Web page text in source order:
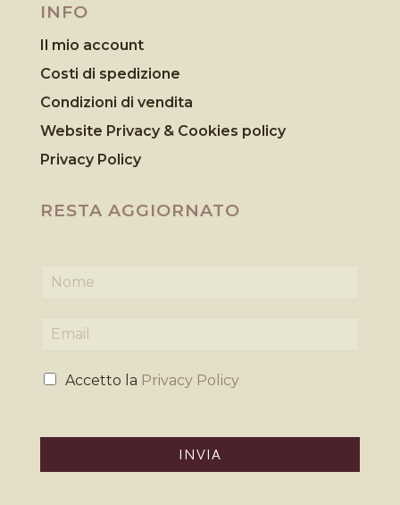
INFO
Il mio account
Costi di spedizione
Condizioni di vendita
Website Privacy & Cookies policy
Privacy Policy
RESTA AGGIORNATO
m
iP
Accetto la Privacy Policy
INVIA